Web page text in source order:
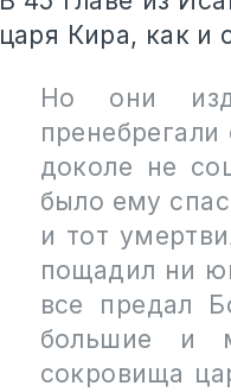
царя Кира, как и
Но они
доколе не
было ему
и тот
пощадил ни
все предал
большие и
сокровища